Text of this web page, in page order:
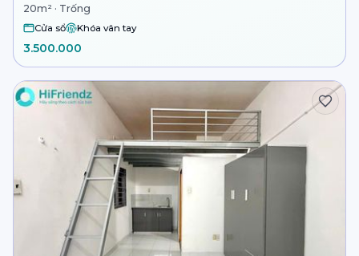
20m² · Trống
Cửa sổ Khóa vân tay
3.500.000